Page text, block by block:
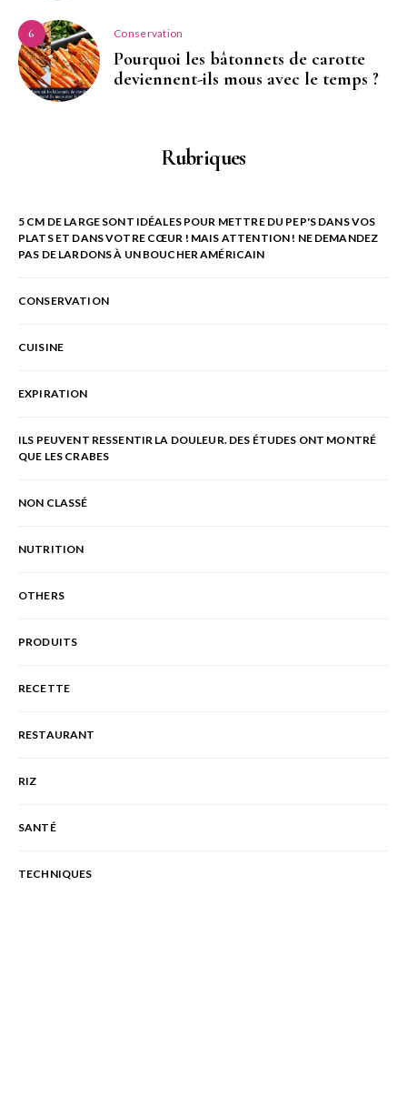
6 Conservation
Pourquoi les bâtonnets de carotte
deviennent-ils mous avec le temps ?
Rubriques
5 CM DE LARGE SONT IDÉALES POUR METTRE DU PEP'S DANS VOS
PLATS ET DANS VOTRE CŒUR ! MAIS ATTENTION ! NE DEMANDEZ
PAS DE LARDONS À UN BOUCHER AMÉRICAIN
CONSERVATION
CUISINE
EXPIRATION
ILS PEUVENT RESSENTIR LA DOULEUR. DES ÉTUDES ONT MONTRÉ
QUE LES CRABES
NON CLASSÉ
NUTRITION
OTHERS
PRODUITS
RECETTE
RESTAURANT
RIZ
SANTÉ
TECHNIQUES